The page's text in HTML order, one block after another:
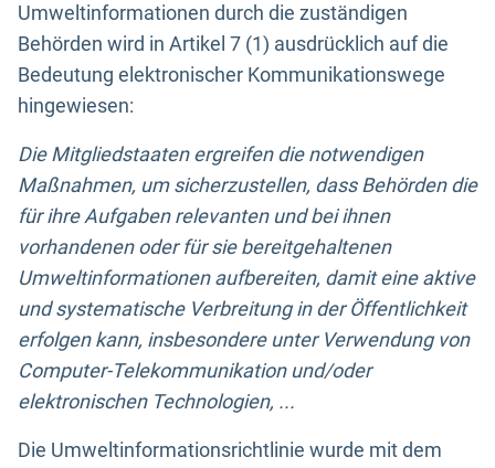
Umweltinformationen durch die zuständigen
Behörden wird in Artikel 7 (1) ausdrücklich auf die
Bedeutung elektronischer Kommunikationswege
hingewiesen:
Die Mitgliedstaaten ergreifen die notwendigen
Maßnahmen, um sicherzustellen, dass Behörden die
für ihre Aufgaben relevanten und bei ihnen
vorhandenen oder für sie bereitgehaltenen
Umweltinformationen aufbereiten, damit eine aktive
und systematische Verbreitung in der Öffentlichkeit
erfolgen kann, insbesondere unter Verwendung von
Computer-Telekommunikation und/oder
elektronischen Technologien, ...
Die Umweltinformationsrichtlinie wurde mit dem